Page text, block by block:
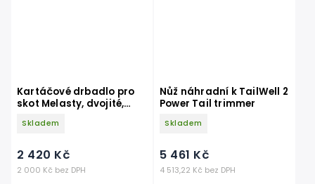
Kartáčové drbadlo pro
skot Melasty, dvojité,
Skladem
2 000 Kč bez DPH
2 420 Kč
Nůž náhradní k TailWell 2
Power Tail trimmer
Skladem
4 513,22 Kč bez DPH
5 461 Kč